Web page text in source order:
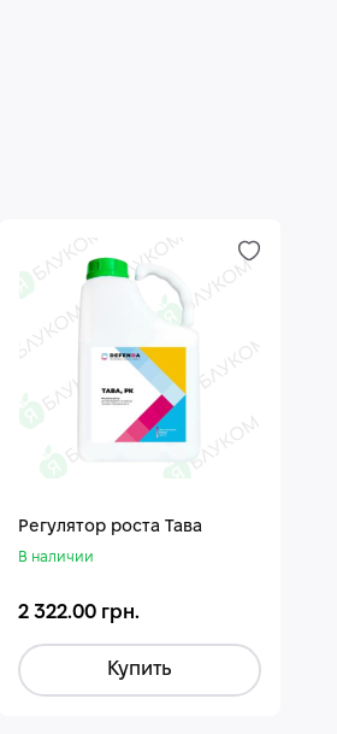
Регулятор роста Тава
В наличии
2 322.00 грн.
Купить